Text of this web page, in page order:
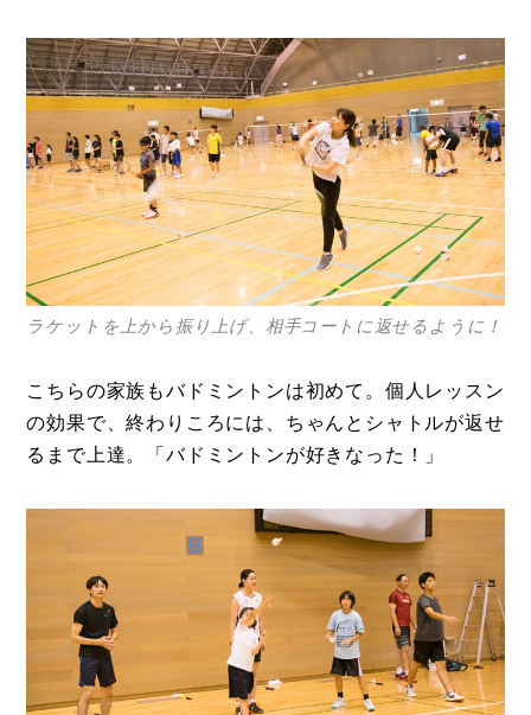
ラケットを上から振り上げ、相手コートに返せるように！
こちらの家族もバドミントンは初めて。個人レッスン
の効果で、終わりころには、ちゃんとシャトルが返せ
るまで上達。「バドミントンが好きなった！」